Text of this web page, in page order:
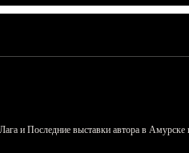
и Последние выставки автора в Амурске